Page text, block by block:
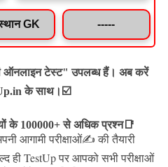
GK -----
ऑनलाइन टेस्ट" उपलब्ध हैं। अब करें
के साथ।☑️
के 100000+ से अधिक प्रश्न📑
आगामी परीक्षाओं✍️ की तैयारी
ही TestUp पर आपको सभी परीक्षाओं